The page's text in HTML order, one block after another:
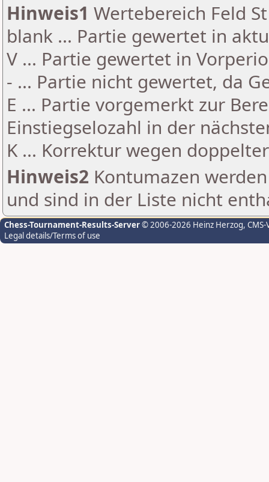
Hinweis1 Wertebereich Feld
blank ... Partie gewertet in
V ... Partie gewertet in
- ... Partie nicht gewertet, da
E ... Partie vorgemerkt zur
Einstiegselozahl in der
K ... Korrektur wegen
Hinweis2 Kontumazen
und sind in der Liste nicht
Chess-Tournament-Results-Server© 2006-2026 Heinz Herzog,
Legal details/Terms of use